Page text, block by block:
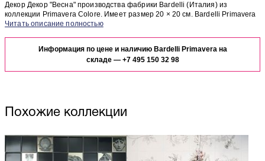
Декор Декор "Весна" производства фабрики Bardelli (Италия) из
коллекции Primavera Colore. Имеет размер 20 × 20 см. Bardelli Primavera
Декор "Весна" отлично сочетается с другими элементами коллекции
Вашего помещения, закажите бесплатный дизайн-проект с
использованием элементов коллекции Bardelli Primavera Colore.
Информация по цене и наличию Bardelli Primavera на
складе — +7 495 150 32 98
Похожие коллекции